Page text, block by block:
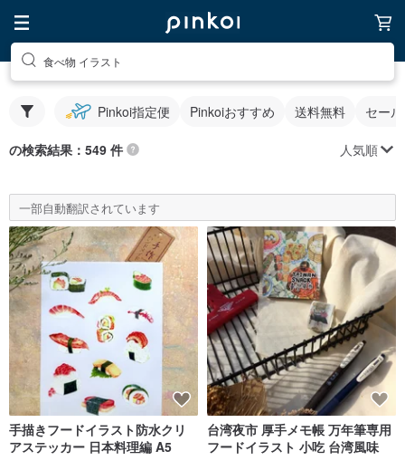
食べ物 イラスト
Pinkoi指定便 Pinkoiおすすめ 送料無料 セー
の検索結果：549 件 人気順
一部自動翻訳されています
手描きフードイラスト防水クリ
アステッカー 日本料理編 A5
台湾夜市 厚手メモ帳 万年筆専用
フードイラスト 小吃 台湾風味